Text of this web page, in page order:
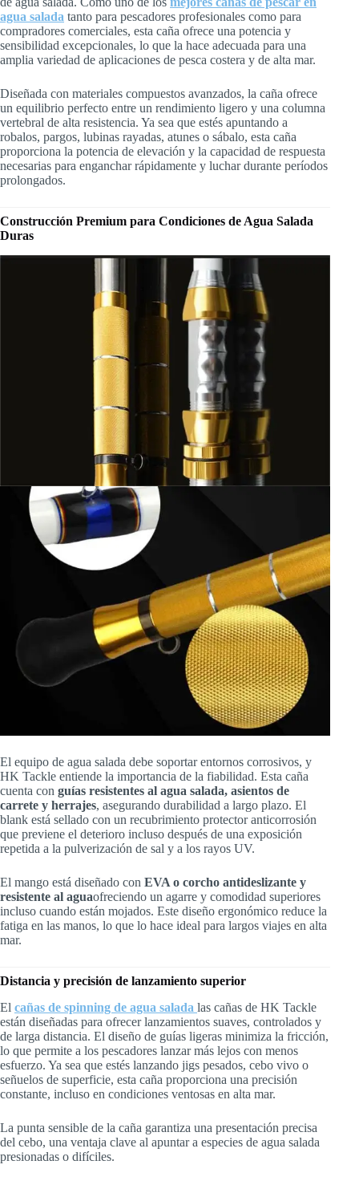
agua salada tanto para pescadores profesionales como para
compradores comerciales, esta caña ofrece una potencia y
sensibilidad excepcionales, lo que la hace adecuada para una
amplia variedad de aplicaciones de pesca costera y de alta mar.
Diseñada con materiales compuestos avanzados, la caña ofrece
un equilibrio perfecto entre un rendimiento ligero y una columna
vertebral de alta resistencia. Ya sea que estés apuntando a
robalos, pargos, lubinas rayadas, atunes o sábalo, esta caña
proporciona la potencia de elevación y la capacidad de respuesta
necesarias para enganchar rápidamente y luchar durante períodos
prolongados.
Construcción Premium para Condiciones de Agua Salada
Duras
El equipo de agua salada debe soportar entornos corrosivos, y
HK Tackle entiende la importancia de la fiabilidad. Esta caña
cuenta con guías resistentes al agua salada, asientos de
carrete y herrajes, asegurando durabilidad a largo plazo. El
blank está sellado con un recubrimiento protector anticorrosión
que previene el deterioro incluso después de una exposición
repetida a la pulverización de sal y a los rayos UV.
El mango está diseñado con EVA o corcho antideslizante y
resistente al aguaofreciendo un agarre y comodidad superiores
incluso cuando están mojados. Este diseño ergonómico reduce la
fatiga en las manos, lo que lo hace ideal para largos viajes en alta
mar.
Distancia y precisión de lanzamiento superior
El cañas de spinning de agua salada las cañas de HK Tackle
están diseñadas para ofrecer lanzamientos suaves, controlados y
de larga distancia. El diseño de guías ligeras minimiza la fricción,
lo que permite a los pescadores lanzar más lejos con menos
esfuerzo. Ya sea que estés lanzando jigs pesados, cebo vivo o
señuelos de superficie, esta caña proporciona una precisión
constante, incluso en condiciones ventosas en alta mar.
La punta sensible de la caña garantiza una presentación precisa
del cebo, una ventaja clave al apuntar a especies de agua salada
presionadas o difíciles.